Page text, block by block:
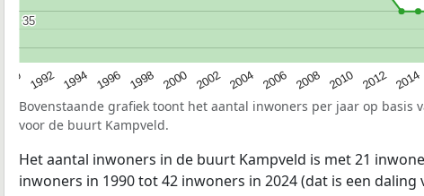
1992 1994 1996 1998 2000 2002 2004 2006 2008 2010 2012 2014
35
35
Bovenstaande grafiek toont het aantal inwoners per jaar op basis
voor de buurt Kampveld.
Het aantal inwoners in de buurt Kampveld is met 21
inwoners in 1990 tot 42 inwoners in 2024 (dat is een daling